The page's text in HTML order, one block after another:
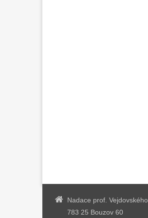
Nadace prof. Vejdovského
783 25 Bouzov 60